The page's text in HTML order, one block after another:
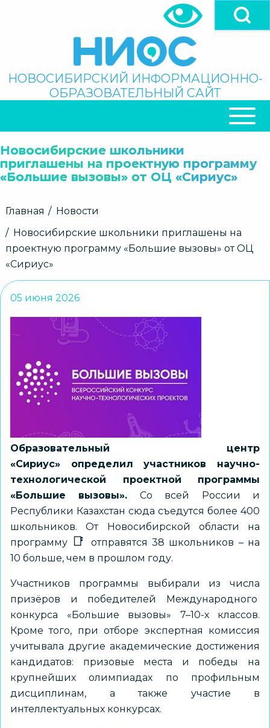
Поиск
НОВОСИБИРСКИЙ ИНФОРМАЦИОННО-
ОБРАЗОВАТЕЛЬНЫЙ САЙТ
НАВИГАЦИЯ
Новосибирские школьники
приглашены на проектную программу
«Большие вызовы» от ОЦ «Сириус»
Строка
Главная
Новости
Новосибирские школьники приглашены на
проектную программу «Большие вызовы» от ОЦ
«Сириус»
05 июня 2026
Образовательный центр
«Сириус» определил участников научно-
технологической проектной программы
«Большие вызовы». Со всей России и
Республики Казахстан сюда съедутся более 400
школьников. От Новосибирской области на
программу
отправятся 38 школьников – на
10 больше, чем в прошлом году.
Участников программы выбирали из числа
призёров и победителей Международного
конкурса «Большие вызовы» 7–10-х классов.
Кроме того, при отборе экспертная комиссия
учитывала другие академические достижения
кандидатов: призовые места и победы на
крупнейших олимпиадах по профильным
дисциплинам, а также участие в
интеллектуальных конкурсах.